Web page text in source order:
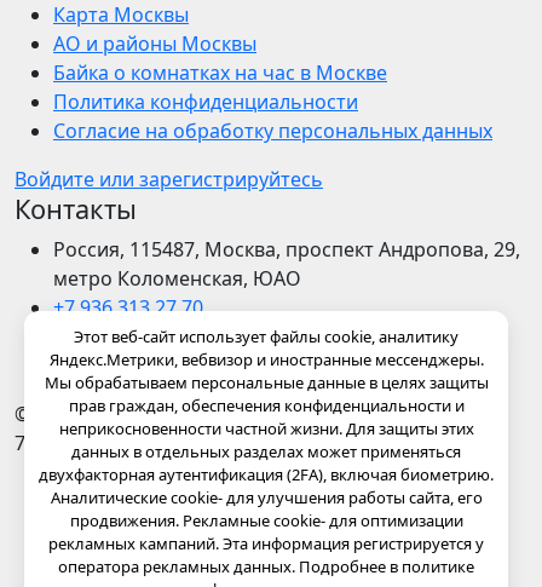
Карта Москвы
АО и районы Москвы
Байка о комнатках на час в Москве
Политика конфиденциальности
Согласие на обработку персональных данных
Войдите или зарегистрируйтесь
Контакты
Россия, 115487, Москва, проспект Андропова, 29,
метро Коломенская, ЮАО
+7 936 313 27 70
+7 936 313 27 70
admin@kvartira-na-chas.ru
© 2021-2026Самозанятое лицо Журавлев А.В.ИНН
772570635850
Главная
Комнаты на час или на ночь. Квартиры
посуточно Москва.
Регистрация
Этот веб-сайт использует файлы cookie, аналитику
Яндекс.Метрики, вебвизор и иностранные мессенджеры.
Мы обрабатываем персональные данные в целях защиты
прав граждан, обеспечения конфиденциальности и
неприкосновенности частной жизни. Для защиты этих
данных в отдельных разделах может применяться
двухфакторная аутентификация (2FA), включая биометрию.
Аналитические cookie- для улучшения работы сайта, его
продвижения. Рекламные cookie- для оптимизации
рекламных кампаний. Эта информация регистрируется у
оператора рекламных данных. Подробнее в политике